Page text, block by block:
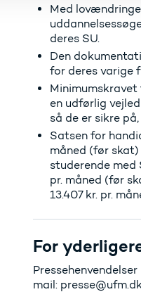
Med
deres SU.
Den
for deres varige
en udførlig
så de er sikre
Satsen for
måned (før skat)
studerende
pr. måned (før
13.407 kr. pr.
For
mail: